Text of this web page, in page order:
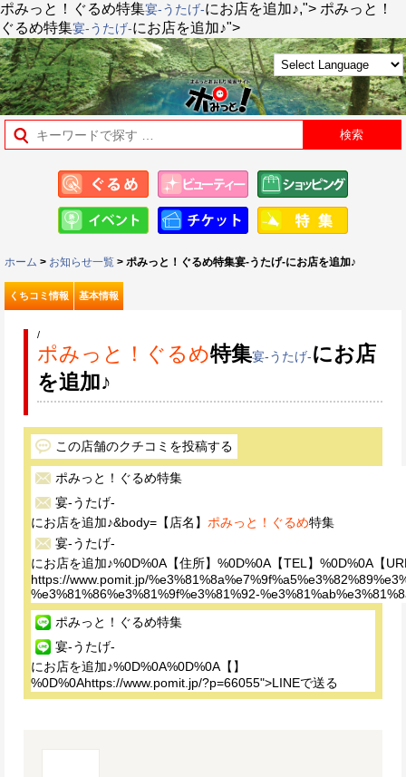
ポみっと！ぐるめ特集宴-うたげ-にお店を追加♪,"> ポみっと！
ぐるめ特集宴-うたげ-にお店を追加♪">
ホーム > お知らせ一覧 > ポみっと！ぐるめ特集宴-うたげ-にお店を追加♪
くちコミ情報 基本情報
/
ポみっと！ぐるめ特集宴-うたげ-にお店
を追加♪
この店舗のクチコミを投稿する
ポみっと！ぐるめ特集
宴-うたげ-
にお店を追加♪&body=【店名】 ポみっと！ぐるめ特集
宴-うたげ-
にお店を追加♪%0D%0A【住所】%0D%0A【TEL】%0D%0A【
https://www.pomit.jp/
%e3%81%86%e3%81%9f%e3%81%92-
ポみっと！ぐるめ特集
宴-うたげ-
にお店を追加♪%0D%0A%0D%0A【】
%0D%0Ahttps://www.pomit.jp/?p=66055">LINEで送る